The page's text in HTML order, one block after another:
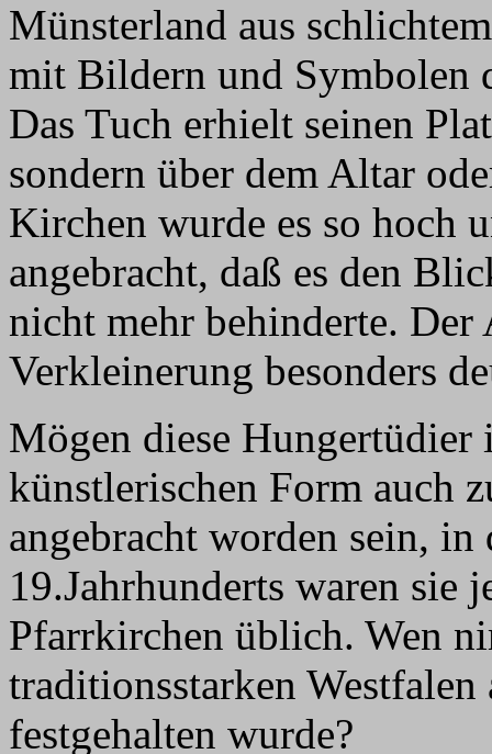
Münsterland aus
mit Bildern und Symbolen
Das Tuch erhielt seinen
sondern über dem Altar
Kirchen wurde es so hoch
angebracht, daß es den
nicht mehr behinderte.
Verkleinerung besonders
Mögen diese Hungertüdier
künstlerischen Form auch
angebracht worden sein,
19.Jahrhunderts waren sie
Pfarrkirchen üblich. Wen
traditionsstarken
festgehalten wurde?